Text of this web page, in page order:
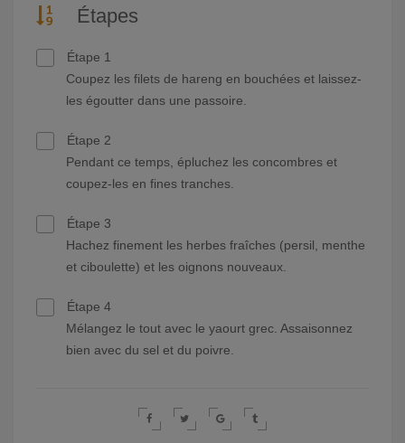
Étapes
Étape 1
Coupez les filets de hareng en bouchées et laissez-
les égoutter dans une passoire.
Étape 2
Pendant ce temps, épluchez les concombres et
coupez-les en fines tranches.
Étape 3
Hachez finement les herbes fraîches (persil, menthe
et ciboulette) et les oignons nouveaux.
Étape 4
Mélangez le tout avec le yaourt grec. Assaisonnez
bien avec du sel et du poivre.